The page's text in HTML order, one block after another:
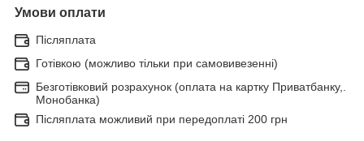
Умови оплати
Післяплата
Готівкою (можливо тільки при самовивезенні)
Безготівковий розрахунок (оплата на картку Приватбанку,.
Монобанка)
Післяплата можливий при передоплаті 200 грн